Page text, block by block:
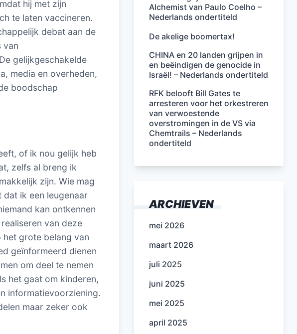
hij met zijn
te laten vaccineren.
debat aan de
van
gelijkgeschakelde
media en overheden,
boodschap
of ik nou gelijk heb
zelfs al breng ik
zijn. Wie mag
ik een leugenaar
kan ontkennen
van deze
het grote belang van
geïnformeerd dienen
om deel te nemen
het gaat om kinderen,
informatievoorziening.
maar zeker ook
Alchemist van Paulo Coelho –
Nederlands ondertiteld
De akelige boomertax!
CHINA en 20 landen grijpen in
en beëindigen de genocide in
Israël! – Nederlands ondertiteld
RFK belooft Bill Gates te
arresteren voor het orkestreren
van verwoestende
overstromingen in de VS via
Chemtrails – Nederlands
ondertiteld
ARCHIEVEN
mei 2026
maart 2026
juli 2025
juni 2025
mei 2025
april 2025